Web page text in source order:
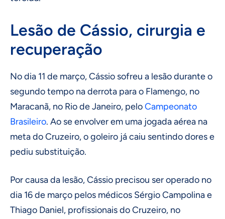
Lesão de Cássio, cirurgia e
recuperação
No dia 11 de março, Cássio sofreu a lesão durante o
segundo tempo na derrota para o Flamengo, no
Maracanã, no Rio de Janeiro, peloCampeonato
Brasileiro. Ao se envolver em uma jogada aérea na
meta do Cruzeiro, o goleiro já caiu sentindo dores e
pediu substituição.
Por causa da lesão, Cássio precisou ser operado no
dia 16 de março pelos médicos Sérgio Campolina e
Thiago Daniel, profissionais do Cruzeiro, no